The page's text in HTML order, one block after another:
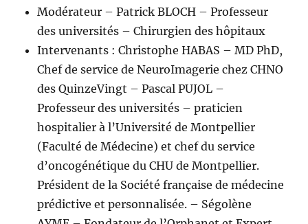
Modérateur – Patrick BLOCH – Professeur
des universités – Chirurgien des hôpitaux
Intervenants : Christophe HABAS – MD PhD,
Chef de service de NeuroImagerie chez CHNO
des QuinzeVingt – Pascal PUJOL –
Professeur des universités – praticien
hospitalier à l’Université de Montpellier
(Faculté de Médecine) et chef du service
d’oncogénétique du CHU de Montpellier.
Président de la Société française de médecine
prédictive et personnalisée. – Ségolène